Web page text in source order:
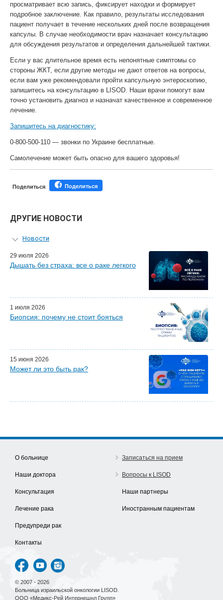
просматривает всю запись, фиксирует находки и формирует
подробное заключение. Как правило, результаты исследования
пациент получает в течение нескольких дней после возвращения
капсулы. В случае необходимости врач назначает консультацию
для обсуждения результатов и определения дальнейшей тактики.
Если у вас длительное время есть непонятные симптомы со
стороны ЖКТ, если другие методы не дают ответов на вопросы,
если вам уже рекомендовали пройти капсульную энтероскопию,
запишитесь на консультацию в LISOD. Наши врачи помогут вам
точно установить диагноз и назначат качественное и современное
лечение.
Запишитесь на диагностику:
0-800-500-110 — звонки по Украине бесплатные.
Самолечение может быть опасно для вашего здоровья!
Поделиться Поделиться
ДРУГИЕ НОВОСТИ
Новости
Персональный гид
Мастер-классы для врачей
Наши партнеры
29 июля 2026
Дышать без страха: все о раке легкого
1 июля 2026
Биопсия: почему не стоит бояться
15 июня 2026
Может ли это быть рак?
О больнице
Наши доктора
Консультация
Лечение рака
Предупреди рак
Контакты
Записаться на прием
Вопросы к LISOD
Наши партнеры
Иностранным пациентам
© 2007 - 2026
Больница израильской онкологии LISOD.
ООО «Медикс-Рей Интернешнл Групп»